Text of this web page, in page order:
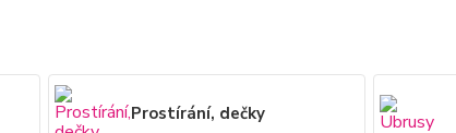
Prostírání, dečky